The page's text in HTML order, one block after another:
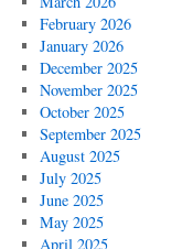
February 2026
January 2026
December 2025
November 2025
October 2025
September 2025
August 2025
July 2025
June 2025
May 2025
April 2025